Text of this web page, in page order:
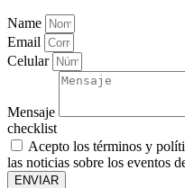
Name
Email
Celular
Mensaje
checklist
Acepto los términos y
las noticias sobre los eventos
ENVIAR